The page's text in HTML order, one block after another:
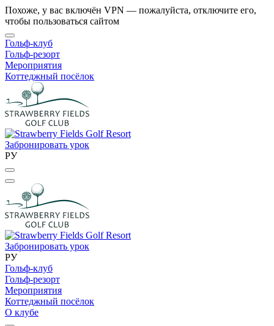
Похоже, у вас включён VPN — пожалуйста, отключите его,
чтобы пользоваться сайтом
Гольф-клуб
Гольф-резорт
Мероприятия
Коттеджный посёлок
Забронировать урок
РУ
Забронировать урок
РУ
Гольф-клуб
Гольф-резорт
Мероприятия
Коттеджный посёлок
О клубе